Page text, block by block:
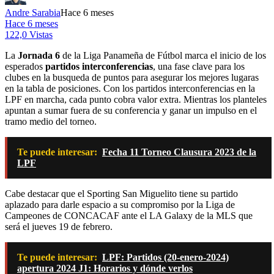
Andre SarabiaHace 6 meses
Hace 6 meses
122,0 Vistas
La Jornada 6 de la Liga Panameña de Fútbol marca el inicio de los
esperados partidos interconferencias, una fase clave para los
clubes en la busqueda de puntos para asegurar los mejores lugaras
en la tabla de posiciones. Con los partidos interconferencias en la
LPF en marcha, cada punto cobra valor extra. Mientras los planteles
apuntan a sumar fuera de su conferencia y ganar un impulso en el
tramo medio del torneo.
Te puede interesar: Fecha 11 Torneo Clausura 2023 de la
LPF
Cabe destacar que el Sporting San Miguelito tiene su partido
aplazado para darle espacio a su compromiso por la Liga de
Campeones de CONCACAF ante el LA Galaxy de la MLS que
será el jueves 19 de febrero.
Te puede interesar: LPF: Partidos (20-enero-2024)
apertura 2024 J1: Horarios y dónde verlos